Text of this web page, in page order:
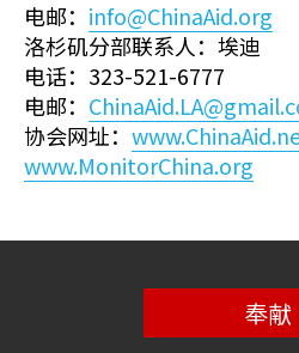
电邮： info@ChinaAid.org
洛杉矶分部联系人：埃迪
电话：323-521-6777
电邮：
协会网址：
www.MonitorChina.org
奉献